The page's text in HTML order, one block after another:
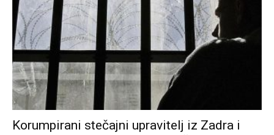
Korumpirani stečajni upravitelj iz Zadra i